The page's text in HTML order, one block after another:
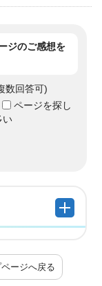
ジのご感想を
数回答可)
ページを探し
い
ページへ戻る